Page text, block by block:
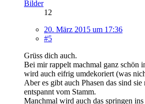
Bilder
12
20. März 2015 um 17:36
#5
Grüss dich auch.
Bei mir rappelt machmal ganz schön
wird auch eifrig umdekoriert (was
Aber es gibt auch Phasen das sind
entspannt vom Stamm.
Manchmal wird auch das springen ins